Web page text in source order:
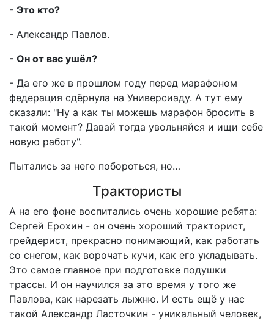
- Это кто?
- Александр Павлов.
- Он от вас ушёл?
- Да его же в прошлом году перед марафоном
федерация сдёрнула на Универсиаду. А тут ему
сказали: "Ну а как ты можешь марафон бросить в
такой момент? Давай тогда увольняйся и ищи себе
новую работу".
Пытались за него побороться, но…
Трактористы
А на его фоне воспитались очень хорошие ребята:
Сергей Ерохин - он очень хороший тракторист,
грейдерист, прекрасно понимающий, как работать
со снегом, как ворочать кучи, как его укладывать.
Это самое главное при подготовке подушки
трассы. И он научился за это время у того же
Павлова, как нарезать лыжню. И есть ещё у нас
такой Александр Ласточкин - уникальный человек,